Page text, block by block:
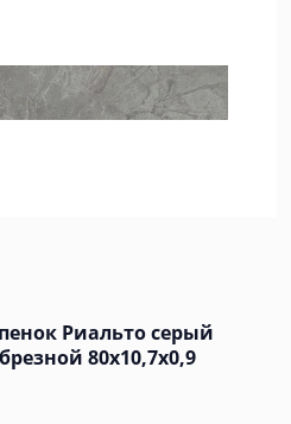
Риальто серый
80x10,7x0,9